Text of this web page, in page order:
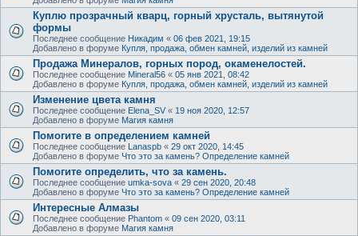
Куплю прозрачный кварц, горный хрусталь, вытянутой
формы
Последнее сообщение Никадим « 06 фев 2021, 19:15
Добавлено в форуме Купля, продажа, обмен камней, изделий из камней
Продажа Минералов, горных пород, окаменелостей.
Последнее сообщение Mineral56 « 05 янв 2021, 08:42
Добавлено в форуме Купля, продажа, обмен камней, изделий из камней
Изменение цвета камня
Последнее сообщение Elena_SV « 19 ноя 2020, 12:57
Добавлено в форуме Магия камня
Помогите в определением камней
Последнее сообщение Lanaspb « 29 окт 2020, 14:45
Добавлено в форуме Что это за камень? Определение камней
Помогите определить, что за камень.
Последнее сообщение umka-sova « 29 сен 2020, 20:48
Добавлено в форуме Что это за камень? Определение камней
Интересные Алмазы
Последнее сообщение Phantom « 09 сен 2020, 03:11
Добавлено в форуме Магия камня